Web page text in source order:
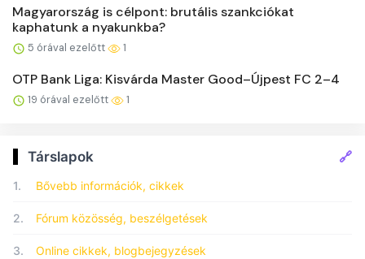
Magyarország is célpont: brutális szankciókat
kaphatunk a nyakunkba?
5 órával ezelőtt 1
OTP Bank Liga: Kisvárda Master Good–Újpest FC 2–4
19 órával ezelőtt 1
Társlapok 🔗
1. Bővebb információk, cikkek
2. Fórum közösség, beszélgetések
3. Online cikkek, blogbejegyzések